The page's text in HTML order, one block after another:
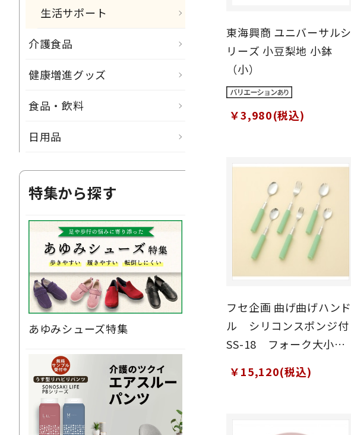
生活サポート
介護食品
健康増進グッズ
食品・飲料
日用品
特集から探す
あゆみシューズ特集
東海興商 ユニバーサルシ
リーズ 小豆梨地 小鉢
（小）
￥3,980(税込)
フセ企画 曲げ曲げハンド
ル シリコンスポンジ付
SS-18 フォーク大小・
フォーク兼用大小 計6
￥15,120(税込)